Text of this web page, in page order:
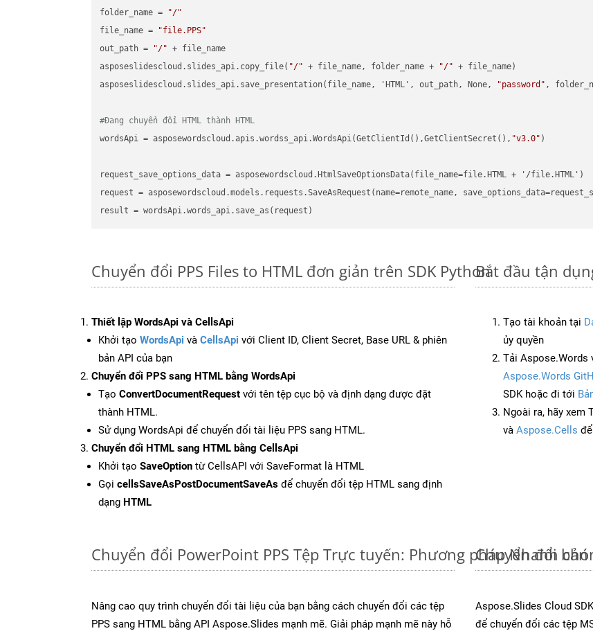
folder_name =
"/"
file_name =
"file.PPS"
out_path =
"/" + file_name
asposeslidescloud.slides_api.copy_file( "/" + file_name, folder_name + "/" + file_name)
asposeslidescloud.slides_api.save_presentation(file_name, 'HTML', out_path, None,
"password" ,
#Đang chuyển đổi HTML thành HTML
wordsApi = asposewordscloud.apis.wordss_api.WordsApi(GetClientId(),GetClientSecret(), "v3.0" )
request_save_options_data = asposewordscloud.HtmlSaveOptionsData(file_name=file.HTML + '/file.HTML')
request = asposewordscloud.models.requests.SaveAsRequest(name=remote_name,
Chuyển đổi PPS Files to HTML đơn giản trên SDK Python
Thiết lập WordsApi và CellsApi
Khởi tạo WordsApi và CellsApi với Client ID, Client Secret, Base URL & phiên
bản API của bạn
Chuyển đổi PPS sang HTML bằng WordsApi
Tạo ConvertDocumentRequest với tên tệp cục bộ và định dạng được đặt
thành HTML.
Sử dụng WordsApi để chuyển đổi tài liệu PPS sang HTML.
Chuyển đổi HTML sang HTML bằng CellsApi
Khởi tạo SaveOption từ CellsAPI với SaveFormat là HTML
Gọi cellsSaveAsPostDocumentSaveAs để chuyển đổi tệp HTML sang định
dạng HTML
Bắt đầu tận
Tạo tài khoản tại
ủy quyền
Tải Aspose.Words
Aspose.Words
SDK hoặc đi tới
Ngoài ra, hãy xem
và Aspose.Cells
Chuyển đổi PowerPoint PPS Tệp Trực tuyến: Phương pháp Nhanh
Nâng cao quy trình chuyển đổi tài liệu của bạn bằng cách chuyển đổi các tệp
PPS sang HTML bằng API Aspose.Slides mạnh mẽ. Giải pháp mạnh mẽ này hỗ
Chuyển đổi
Aspose.Slides Cloud
để chuyển đổi các tệp